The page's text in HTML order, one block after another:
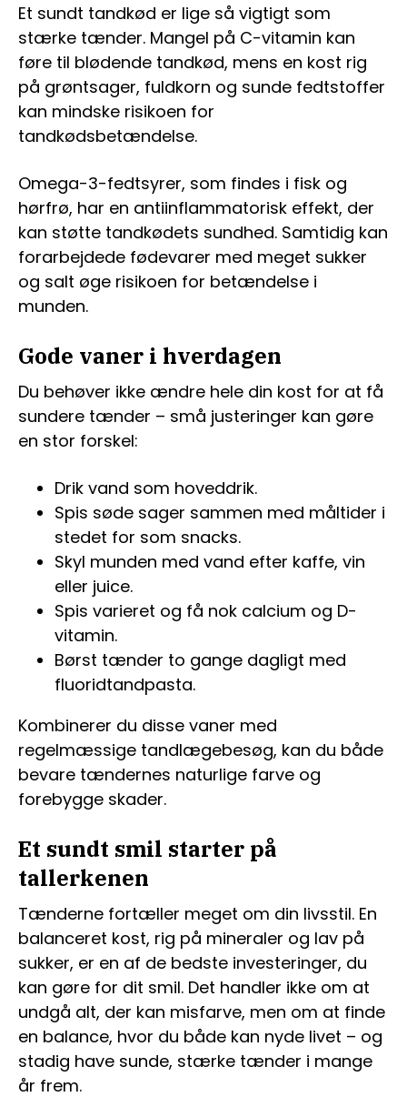
Et sundt tandkød er lige så vigtigt som
stærke tænder. Mangel på C-vitamin kan
føre til blødende tandkød, mens en kost rig
på grøntsager, fuldkorn og sunde fedtstoffer
kan mindske risikoen for
tandkødsbetændelse.
Omega-3-fedtsyrer, som findes i fisk og
hørfrø, har en antiinflammatorisk effekt, der
kan støtte tandkødets sundhed. Samtidig kan
forarbejdede fødevarer med meget sukker
og salt øge risikoen for betændelse i
munden.
Gode vaner i hverdagen
Du behøver ikke ændre hele din kost for at få
sundere tænder – små justeringer kan gøre
en stor forskel:
Drik vand som hoveddrik.
Spis søde sager sammen med måltider i
stedet for som snacks.
Skyl munden med vand efter kaffe, vin
eller juice.
Spis varieret og få nok calcium og D-
vitamin.
Børst tænder to gange dagligt med
fluoridtandpasta.
Kombinerer du disse vaner med
regelmæssige tandlægebesøg, kan du både
bevare tændernes naturlige farve og
forebygge skader.
Et sundt smil starter på
tallerkenen
Tænderne fortæller meget om din livsstil. En
balanceret kost, rig på mineraler og lav på
sukker, er en af de bedste investeringer, du
kan gøre for dit smil. Det handler ikke om at
undgå alt, der kan misfarve, men om at finde
en balance, hvor du både kan nyde livet – og
stadig have sunde, stærke tænder i mange
år frem.